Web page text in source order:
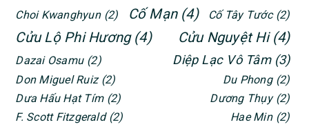
Choi Kwanghyun (2) Cố Mạn (4) Cố Tây Tước (2)
Cửu Lộ Phi Hương (4) Cửu Nguyệt Hi (4)
Dazai Osamu (2) Diệp Lạc Vô Tâm (3)
Don Miguel Ruiz (2) Du Phong (2)
Dưa Hấu Hạt Tím (2) Dương Thụy (2)
F. Scott Fitzgerald (2) Hae Min (2)